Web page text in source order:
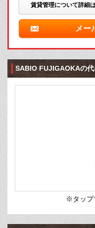
賃貸管理について詳細
メー
SABIO FUJIGAOKAの代
※タップ